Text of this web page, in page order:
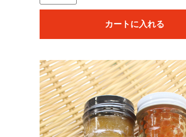
カートに入れる